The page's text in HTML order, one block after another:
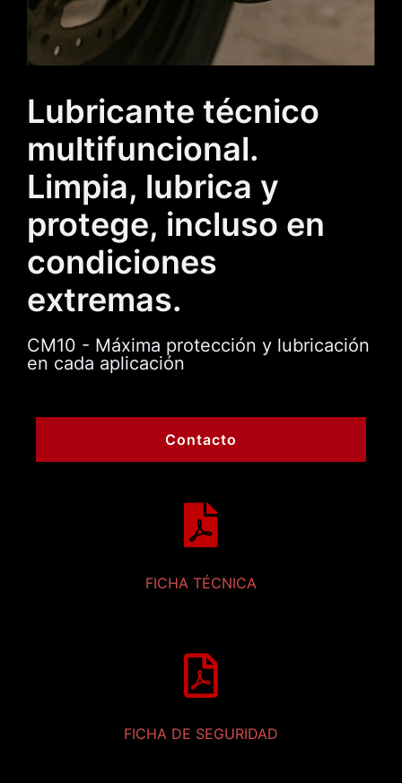
Lubricante técnico
multifuncional.
Limpia, lubrica y
protege, incluso en
condiciones
extremas.
CM10 - Máxima protección y lubricación
en cada aplicación
Contacto
FICHA TÉCNICA
FICHA DE SEGURIDAD